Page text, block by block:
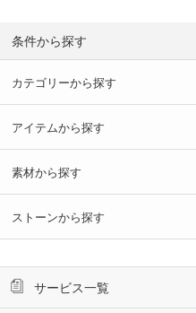
条件から探す
カテゴリーから探す
アイテムから探す
素材から探す
ストーンから探す
サービス一覧